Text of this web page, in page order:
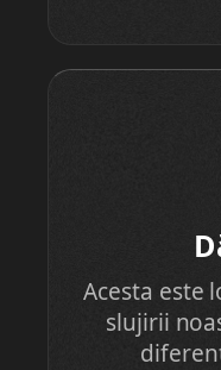
Acesta este
slujirii